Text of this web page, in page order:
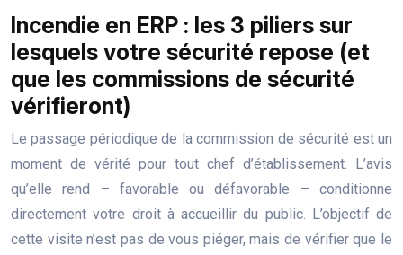
Incendie en ERP : les 3 piliers sur
lesquels votre sécurité repose (et
que les commissions de sécurité
vérifieront)
Le passage périodique de la commission de sécurité est un
moment de vérité pour tout chef d’établissement. L’avis
qu’elle rend – favorable ou défavorable – conditionne
directement votre droit à accueillir du public. L’objectif de
cette visite n’est pas de vous piéger, mais de vérifier que le